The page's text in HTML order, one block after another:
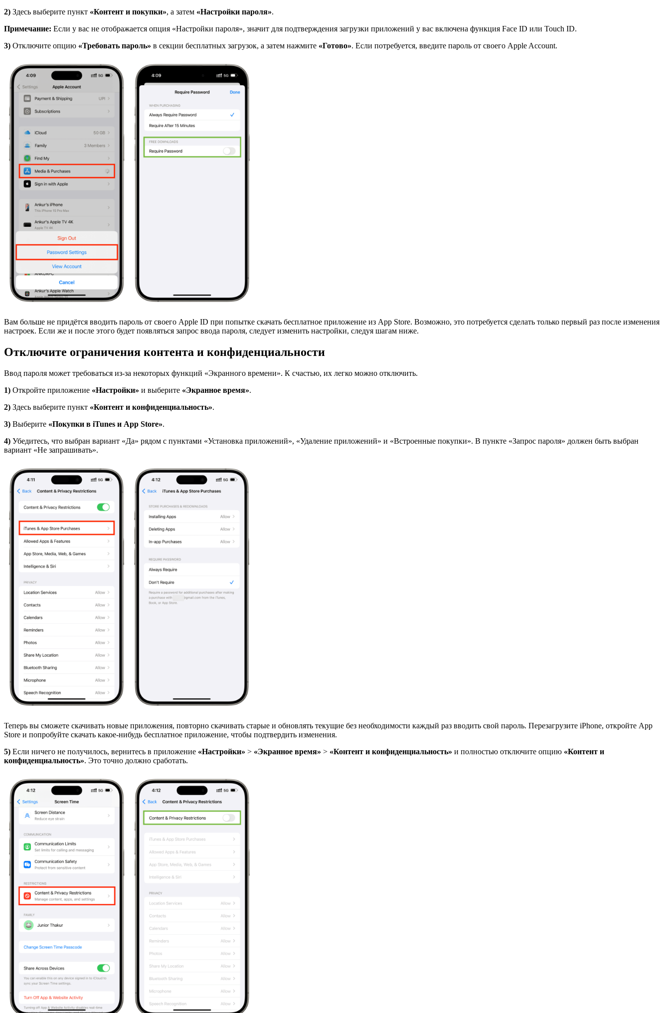
2) Здесь выберите пункт «Контент и покупки», а затем «Настройки пароля».
Примечание: Если у вас не отображается опция «Настройки пароля», значит для подтверждения загрузки приложений у вас включена функция Face ID или Touch ID.
3) Отключите опцию «Требовать пароль» в секции бесплатных загрузок, а затем нажмите «Готово». Если потребуется, введите пароль от своего Apple Account.
Вам больше не придётся вводить пароль от своего Apple ID при попытке скачать бесплатное приложение из App Store. Возможно, это потребуется сделать только первый раз после изменения
настроек. Если же и после этого будет появляться запрос ввода пароля, следует изменить настройки, следуя шагам ниже.
Отключите ограничения контента и конфиденциальности
Ввод пароля может требоваться из-за некоторых функций «Экранного времени». К счастью, их легко можно отключить.
1) Откройте приложение «Настройки» и выберите «Экранное время».
2) Здесь выберите пункт «Контент и конфиденциальность».
3) Выберите «Покупки в iTunes и App Store».
4) Убедитесь, что выбран вариант «Да» рядом с пунктами «Установка приложений», «Удаление приложений» и «Встроенные покупки». В пункте «Запрос пароля» должен быть выбран
вариант «Не запрашивать».
Теперь вы сможете скачивать новые приложения, повторно скачивать старые и обновлять текущие без необходимости каждый раз вводить свой пароль. Перезагрузите iPhone, откройте App
Store и попробуйте скачать какое-нибудь бесплатное приложение, чтобы подтвердить изменения.
5) Если ничего не получилось, вернитесь в приложение «Настройки» > «Экранное время» > «Контент и конфиденциальность» и полностью отключите опцию «Контент и
конфиденциальность». Это точно должно сработать.